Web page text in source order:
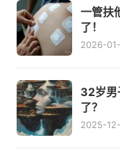
一管扶
了！
2026-
32岁男
了？
2025-